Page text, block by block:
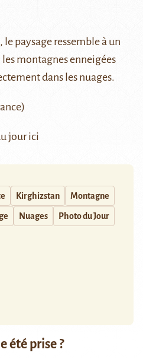
paysage ressemble à un
les montagnes enneigées
dans les nuages.
jourici
Kirghizstan Montagne
Nuages Photo du Jour
été prise ?